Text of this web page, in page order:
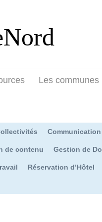
Les communes
Communication
de contenu Gestion de
Réservation d’Hôtel